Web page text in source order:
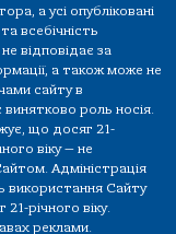
а усі опубліковані
всебічність
відповідає за
а також може не
сайту в
роль носія.
що досяг 21-
віку — не
Адміністрація
використання Сайту
річного віку.
реклами.